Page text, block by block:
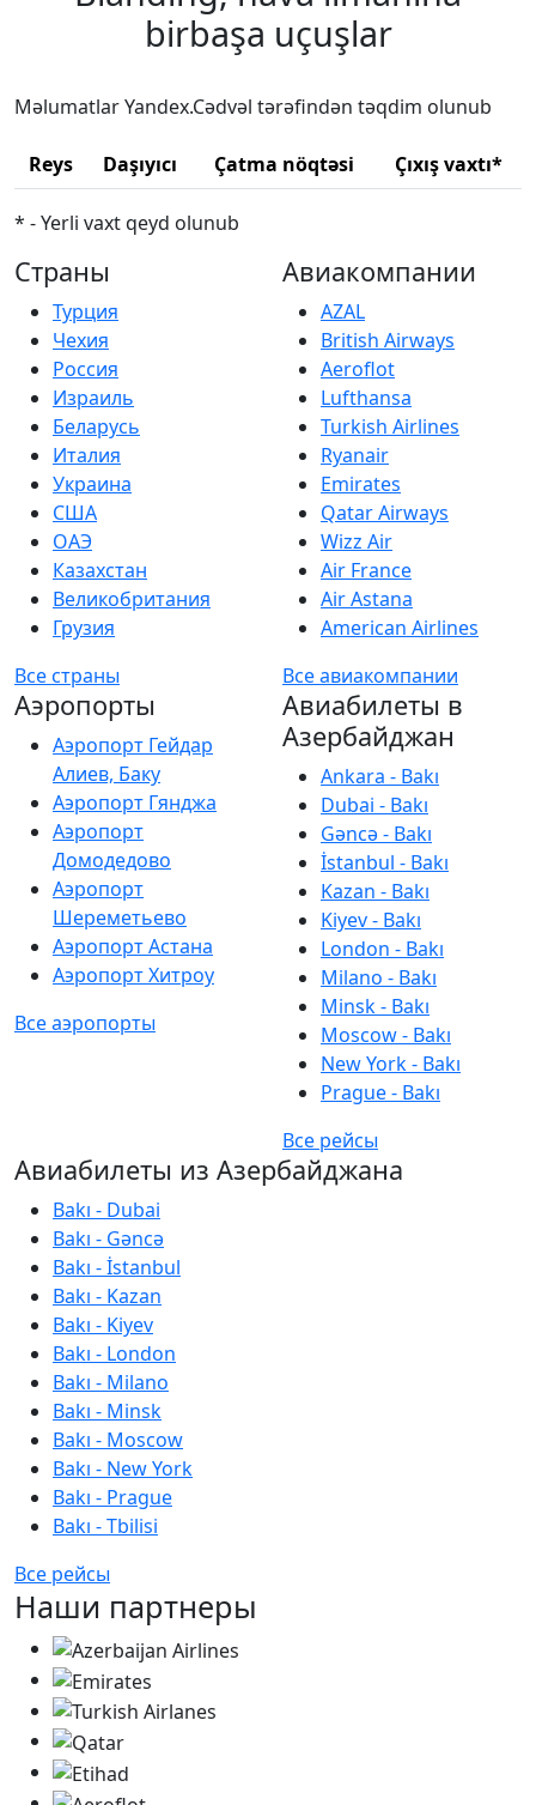
birbaşa uçuşlar
Məlumatlar Yandex.Cədvəl tərəfindən təqdim olunub
Reys Daşıyıcı Çatma nöqtəsi Çıxış vaxtı*
* - Yerli vaxt qeyd olunub
Страны
Турция
Чехия
Россия
Израиль
Беларусь
Италия
Украина
США
ОАЭ
Казахстан
Великобритания
Грузия
Все страны
Авиакомпании
AZAL
British Airways
Aeroflot
Lufthansa
Turkish Airlines
Ryanair
Emirates
Qatar Airways
Wizz Air
Air France
Air Astana
American Airlines
Все авиакомпании
Аэропорты
Аэропорт Гейдар
Алиев, Баку
Аэропорт Гянджа
Аэропорт
Домодедово
Аэропорт
Шереметьево
Аэропорт Астана
Аэропорт Хитроу
Все аэропорты
Авиабилеты в
Азербайджан
Ankara - Bakı
Dubai - Bakı
Gəncə - Bakı
İstanbul - Bakı
Kazan - Bakı
Kiyev - Bakı
London - Bakı
Milano - Bakı
Minsk - Bakı
Moscow - Bakı
New York - Bakı
Prague - Bakı
Все рейсы
Авиабилеты из Азербайджана
Bakı - Dubai
Bakı - Gəncə
Bakı - İstanbul
Bakı - Kazan
Bakı - Kiyev
Bakı - London
Bakı - Milano
Bakı - Minsk
Bakı - Moscow
Bakı - New York
Bakı - Prague
Bakı - Tbilisi
Все рейсы
Наши партнеры